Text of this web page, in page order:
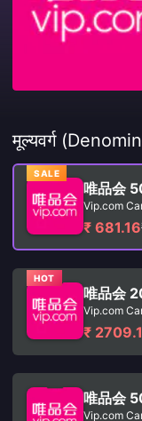
मूल्यवर्ग
SALE
唯品会
Vip.com
₹ 681.16
HOT
唯品会
Vip.com
₹
唯品会
Vip.com